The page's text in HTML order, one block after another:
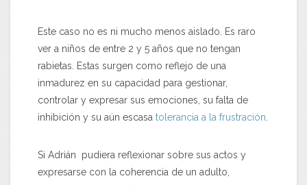
Este caso no es ni mucho menos aislado. Es raro
ver a niños de entre 2 y 5 años que no tengan
rabietas. Estas surgen como reflejo de una
inmadurez en su capacidad para gestionar,
controlar y expresar sus emociones, su falta de
inhibición y su aún escasa tolerancia a la frustración
Si Adrián pudiera reflexionar sobre sus actos y
expresarse con la coherencia de un adulto,